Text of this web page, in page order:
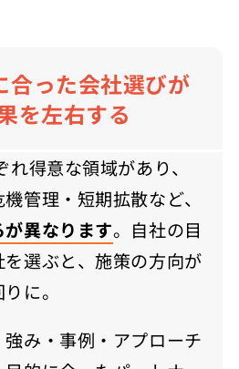
合った会社選びが
を左右する
得意な領域があり、
管理・短期拡散など、
異なります。自社の目
選ぶと、施策の方向が
に。
み・事例・アプローチ